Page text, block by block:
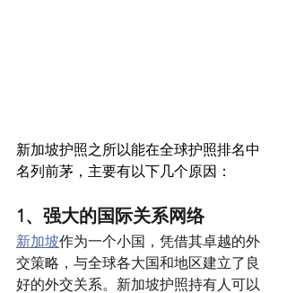
新加坡护照之所以能在全球护照排名中
名列前茅，主要有以下几个原因：
1、强大的国际关系网络
新加坡作为一个小国，凭借其卓越的外
交策略，与全球各大国和地区建立了良
好的外交关系。新加坡护照持有人可以